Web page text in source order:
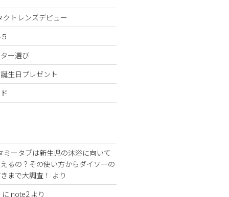
トレンズデビュー
ー選び
生日プレゼント
ミータブは新生児の沐浴に向いて
るの？その使い方からダイソーの
まで大調査！ より
に note2より